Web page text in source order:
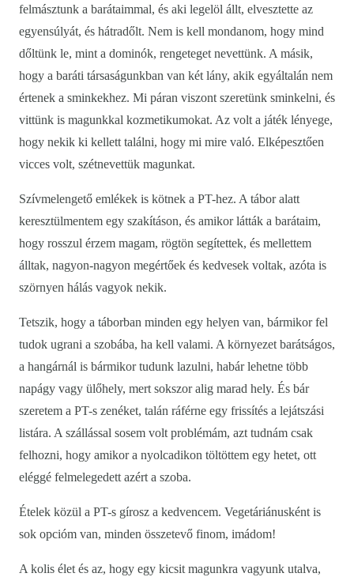
felmásztunk a barátaimmal, és aki legelöl állt, elvesztette az
egyensúlyát, és hátradőlt. Nem is kell mondanom, hogy mind
dőltünk le, mint a dominók, rengeteget nevettünk. A másik,
hogy a baráti társaságunkban van két lány, akik egyáltalán nem
értenek a sminkekhez. Mi páran viszont szeretünk sminkelni, és
vittünk is magunkkal kozmetikumokat. Az volt a játék lényege,
hogy nekik ki kellett találni, hogy mi mire való. Elképesztően
vicces volt, szétnevettük magunkat.
Szívmelengető emlékek is kötnek a PT-hez. A tábor alatt
keresztülmentem egy szakításon, és amikor látták a barátaim,
hogy rosszul érzem magam, rögtön segítettek, és mellettem
álltak, nagyon-nagyon megértőek és kedvesek voltak, azóta is
szörnyen hálás vagyok nekik.
Tetszik, hogy a táborban minden egy helyen van, bármikor fel
tudok ugrani a szobába, ha kell valami. A környezet barátságos,
a hangárnál is bármikor tudunk lazulni, habár lehetne több
napágy vagy ülőhely, mert sokszor alig marad hely. És bár
szeretem a PT-s zenéket, talán ráférne egy frissítés a lejátszási
listára. A szállással sosem volt problémám, azt tudnám csak
felhozni, hogy amikor a nyolcadikon töltöttem egy hetet, ott
eléggé felmelegedett azért a szoba.
Ételek közül a PT-s gírosz a kedvencem. Vegetáriánusként is
sok opcióm van, minden összetevő finom, imádom!
A kolis élet és az, hogy egy kicsit magunkra vagyunk utalva,